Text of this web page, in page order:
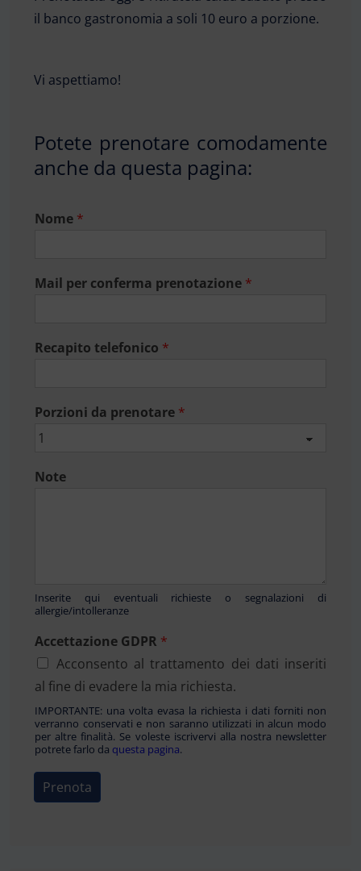
il banco gastronomia a soli 10 euro a porzione.
Vi aspettiamo!
Potete prenotare comodamente
anche da questa pagina:
Nome *
Mail per conferma prenotazione *
Recapito telefonico *
Porzioni da prenotare *
Note
Inserite qui eventuali richieste o segnalazioni di
allergie/intolleranze
Accettazione GDPR *
Acconsento al trattamento dei dati inseriti
al fine di evadere la mia richiesta.
IMPORTANTE: una volta evasa la richiesta i dati forniti non
verranno conservati e non saranno utilizzati in alcun modo
per altre finalità. Se voleste iscrivervi alla nostra newsletter
potrete farlo da questa pagina.
Prenota